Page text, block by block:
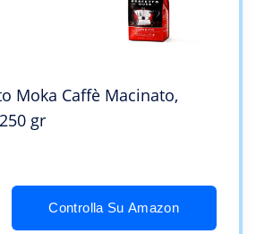
Moka Caffè Macinato,
gr
Controlla Su Amazon